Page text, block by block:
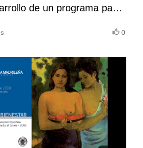
de un programa para
de vida laboral
0